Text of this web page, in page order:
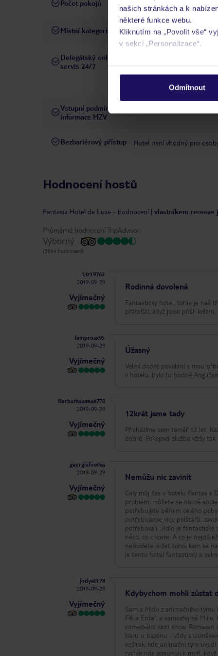
našich stránkách a k
některé funkce webu.
Kliknutím na „Povolit vše“
v sekci „Personalizace“.
Podrobné informace o
Odmítnout
Počet pokojů 333
Místní kategorie 5 hvězdiček
Delegátský online
servis 24/7
pobytových místech a
Vstupní podmínky a
informace MZV
Bezbariérový přístup Hotel není vhodný pro
Hodnocení hostů
Fantasia Hotel de Luxe - hodnocení | vlastníkem recenze
Průměrné hodnocení TripAdvisor:
Výborný
(3864 hodnocení)
Liz19763
2019-09-29
Vyjímečný
Rodinná dovolená
Fantastický hotel, tohle je náš
přátelští, když jsme přišli
lamprosx95
2019-09-29
Vyjímečný
Úžasný
Velmi dobré povolání s mou
v hotelu, bylo tu hodně
Barbaraaaaaaa778
2019-09-29
Vyjímečný
12krát jsme tady
Přicházíme sem téměř 12 let.
dobré. Pokojová služba vždy
georgiafowles
2019-09-29
Vyjímečný
Nemůžu nic zavinit
Celý můj čas v hotelu Fantasia
problém, můžete se na ně spolehnout, že to vyřešíte. Pokoje
potřebujete během celého
potřebujeme více polštářů,
potřebovali. Jídlo je fantastické a mění se každou noc. Vždy existuje velká rozmanitost pro každého a vždy najdete
něco, co chcete. A co je nejdůležitější, prostor v tomto hotelu je fantastický. K dispozici je 5 barů, takže se nikdy
nebudete držet toho, kam se
je tento hotel fantastický a
jodyet178
2019-09-29
Vyjímečný
Kdybychom mohli zůstat
Sam a Mido z animačního
Fifi a Erdal, a samozřejmě
komediální skici show.
baru u bazénu - vždy s úsměvem a tancem. Aktivity neustále probíhají po celý den a
večírek, kde animační tým uvedl ohnivou show. Naše první místnost neměla
rychle nás posunuli k moři, když jsme